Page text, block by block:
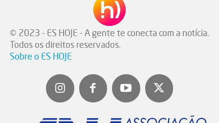
© 2023 - ES HOJE - A gente te conecta com a notícia.
Todos os direitos reservados.
Sobre o ES HOJE